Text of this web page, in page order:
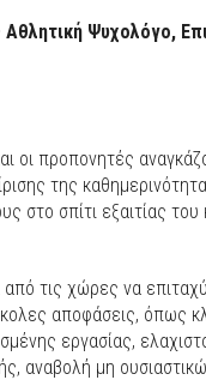
Ψυχολόγο,
οι προπονητές
της
στο σπίτι εξαιτίας του
τις χώρες να
αποφάσεις, όπως
εργασίας,
αναβολή μη